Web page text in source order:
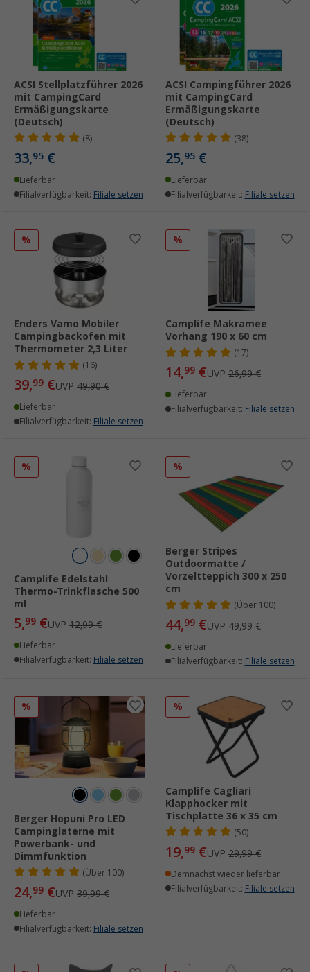
ACSI Stellplatzführer 2026
mit CampingCard
Ermäßigungskarte
(Deutsch)
(8)
33,95 €
Lieferbar
Filialverfügbarkeit: Filiale setzen
ACSI Campingführer 2026
mit CampingCard
Ermäßigungskarte
(Deutsch)
(38)
25,95 €
Lieferbar
Filialverfügbarkeit: Filiale setzen
%
Enders Vamo Mobiler
Campingbackofen mit
Thermometer 2,3 Liter
(16)
39,99 €UVP 49,90 €
Lieferbar
Filialverfügbarkeit: Filiale setzen
%
Camplife Makramee
Vorhang 190 x 60 cm
(17)
14,99 €UVP 26,99 €
Lieferbar
Filialverfügbarkeit: Filiale setzen
%
Camplife Edelstahl
Thermo-Trinkflasche 500
ml
5,99 €UVP 12,99 €
Lieferbar
Filialverfügbarkeit: Filiale setzen
%
Berger Stripes
Outdoormatte /
Vorzeltteppich 300 x 250
cm
(Über100)
44,99 €UVP 49,99 €
Lieferbar
Filialverfügbarkeit: Filiale setzen
%
Berger Hopuni Pro LED
Campinglaterne mit
Powerbank- und
Dimmfunktion
(Über100)
24,99 €UVP 39,99 €
Lieferbar
Filialverfügbarkeit: Filiale setzen
%
Camplife Cagliari
Klapphocker mit
Tischplatte 36 x 35 cm
(50)
19,99 €UVP 29,99 €
Demnächst wieder lieferbar
Filialverfügbarkeit: Filiale setzen